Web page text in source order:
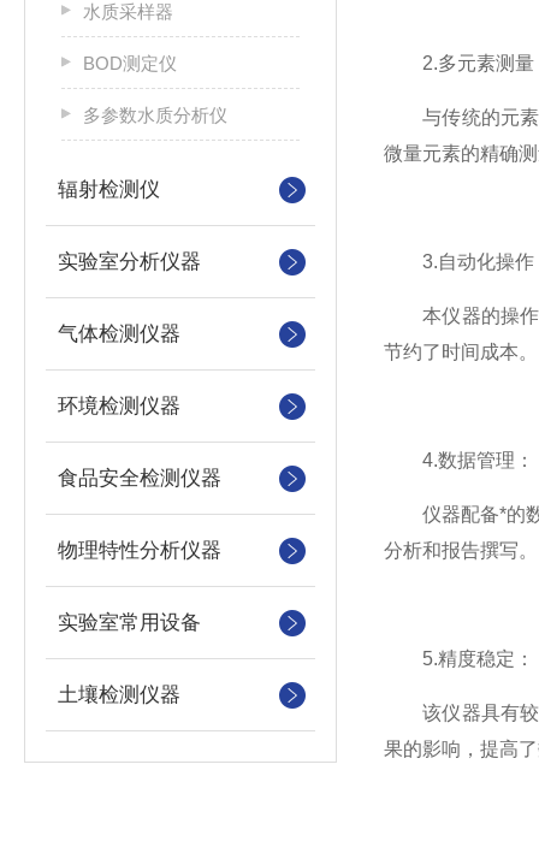
水质采样器
BOD测定仪
多参数水质分析仪
辐射检测仪
实验室分析仪器
气体检测仪器
环境检测仪器
食品安全检测仪器
物理特性分析仪器
实验室常用设备
土壤检测仪器
2.多元素测量
与传统的元素
微量元素的精确
3.自动化操作
本仪器的操作
节约了时间成本。
4.数据管理：
仪器配备*的数
分析和报告撰写
5.精度稳定：
该仪器具有较
果的影响，提高